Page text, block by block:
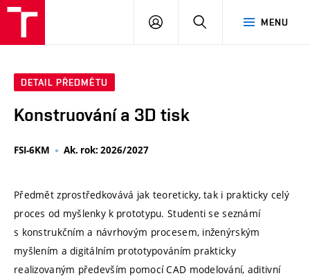
MENU
PŘIHLÁSIT
DETAIL PŘEDMĚTU
Konstruování a 3D tisk
FSI-6KM Ak. rok: 2026/2027
Předmět zprostředkovává jak teoreticky, tak i prakticky celý
proces od myšlenky k prototypu. Studenti se seznámí
s konstrukčním a návrhovým procesem, inženýrským
myšlením a digitálním prototypováním prakticky
realizovaným především pomocí CAD modelování, aditivní